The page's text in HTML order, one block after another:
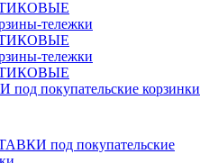
тележки
тележки
покупательские корзинки
под покупательские